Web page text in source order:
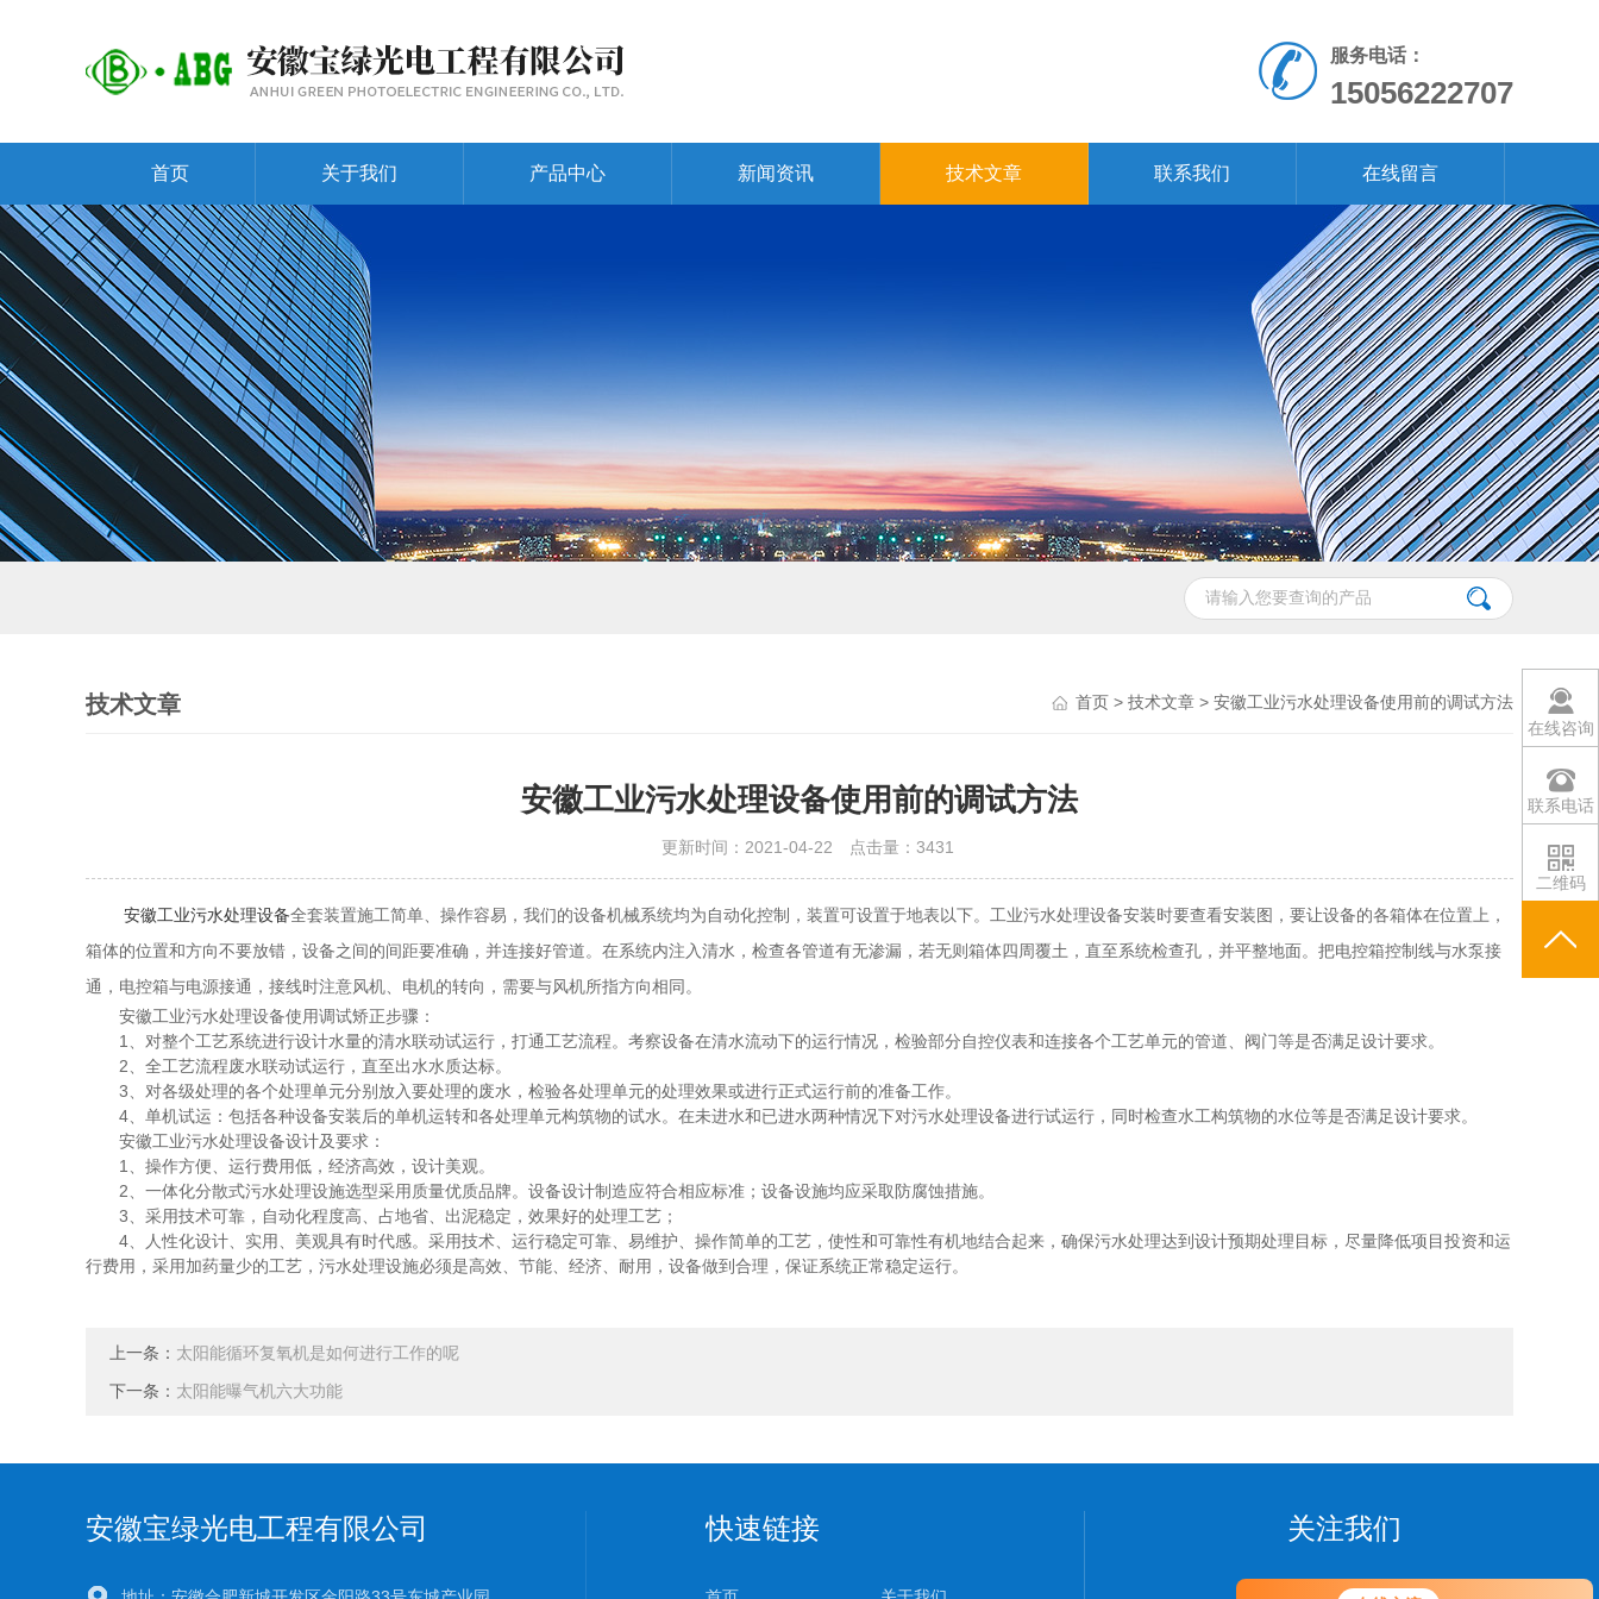
服务电话：
15056222707
首页 关于我们 产品中心 新闻资讯 技术文章 联系我们 在线留言
技术文章 首页 > 技术文章 > 安徽工业污水处理设备使用前的调试方法
安徽工业污水处理设备使用前的调试方法
更新时间：2021-04-22 点击量： 3431
安徽工业污水处理设备全套装置施工简单、操作容易，我们的设备机械系统均为自动化控制，装置可设置于地表以下。工业污水处理设备安装时要查看安装图，要让设备的各箱体在位置上，
箱体的位置和方向不要放错，设备之间的间距要准确，并连接好管道。在系统内注入清水，检查各管道有无渗漏，若无则箱体四周覆土，直至系统检查孔，并平整地面。把电控箱控制线与水泵接
通，电控箱与电源接通，接线时注意风机、电机的转向，需要与风机所指方向相同。
安徽工业污水处理设备使用调试矫正步骤：
1、对整个工艺系统进行设计水量的清水联动试运行，打通工艺流程。考察设备在清水流动下的运行情况，检验部分自控仪表和连接各个工艺单元的管道、阀门等是否满足设计要求。
2、全工艺流程废水联动试运行，直至出水水质达标。
3、对各级处理的各个处理单元分别放入要处理的废水，检验各处理单元的处理效果或进行正式运行前的准备工作。
4、单机试运：包括各种设备安装后的单机运转和各处理单元构筑物的试水。在未进水和已进水两种情况下对污水处理设备进行试运行，同时检查水工构筑物的水位等是否满足设计要求。
安徽工业污水处理设备设计及要求：
1、操作方便、运行费用低，经济高效，设计美观。
2、一体化分散式污水处理设施选型采用质量优质品牌。设备设计制造应符合相应标准；设备设施均应采取防腐蚀措施。
3、采用技术可靠，自动化程度高、占地省、出泥稳定，效果好的处理工艺；
4、人性化设计、实用、美观具有时代感。采用技术、运行稳定可靠、易维护、操作简单的工艺，使性和可靠性有机地结合起来，确保污水处理达到设计预期处理目标，尽量降低项目投资和运
行费用，采用加药量少的工艺，污水处理设施必须是高效、节能、经济、耐用，设备做到合理，保证系统正常稳定运行。
上一条： 太阳能循环复氧机是如何进行工作的呢
下一条： 太阳能曝气机六大功能
安徽宝绿光电工程有限公司 快速链接 关注我们
在线咨询
联系电话
二维码